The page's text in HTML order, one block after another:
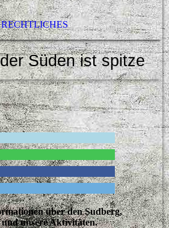
RECHTLICHES
Süden ist spitze
über den Sudberg,
und unsere Aktivitäten.